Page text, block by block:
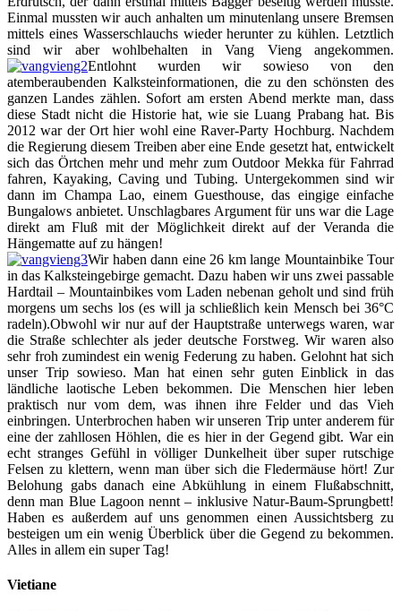
Einmal mussten wir auch anhalten um minutenlang unsere Bremsen
mittels eines Wasserschlauchs wieder herunter zu kühlen. Letztlich
sind wir aber wohlbehalten in Vang Vieng angekommen.
Entlohnt wurden wir sowieso von den
atemberaubenden Kalksteinformationen, die zu den schönsten des
ganzen Landes zählen. Sofort am ersten Abend merkte man, dass
diese Stadt nicht die Historie hat, wie sie Luang Prabang hat. Bis
2012 war der Ort hier wohl eine Raver-Party Hochburg. Nachdem
die Regierung diesem Treiben aber eine Ende gesetzt hat, entwickelt
sich das Örtchen mehr und mehr zum Outdoor Mekka für Fahrrad
fahren, Kayaking, Caving und Tubing. Untergekommen sind wir
dann im Champa Lao, einem Guesthouse, das eingige einfache
Bungalows anbietet. Unschlagbares Argument für uns war die Lage
direkt am Fluß mit der Möglichkeit direkt auf der Veranda die
Hängematte auf zu hängen!
Wir haben dann eine 26 km lange Mountainbike Tour
in das Kalksteingebirge gemacht. Dazu haben wir uns zwei passable
Hardtail – Mountainbikes vom Laden nebenan geholt und sind früh
morgens um sechs los (es will ja schließlich kein Mensch bei 36°C
radeln).Obwohl wir nur auf der Hauptstraße unterwegs waren, war
die Straße schlechter als jeder deutsche Forstweg. Wir waren also
sehr froh zumindest ein wenig Federung zu haben. Gelohnt hat sich
unser Trip sowieso. Man hat einen sehr guten Einblick in das
ländliche laotische Leben bekommen. Die Menschen hier leben
praktisch nur vom dem, was ihnen ihre Felder und das Vieh
einbringen. Unterbrochen haben wir unseren Trip unter anderem für
eine der zahllosen Höhlen, die es hier in der Gegend gibt. War ein
echt stranges Gefühl in völliger Dunkelheit über super rutschige
Felsen zu klettern, wenn man über sich die Fledermäuse hört! Zur
Belohung gabs danach eine Abkühlung in einem Flußabschnitt,
denn man Blue Lagoon nennt – inklusive Natur-Baum-Sprungbett!
Haben es außerdem auf uns genommen einen Aussichtsberg zu
besteigen um ein wenig Überblick über die Gegend zu bekommen.
Alles in allem ein super Tag!
Vietiane